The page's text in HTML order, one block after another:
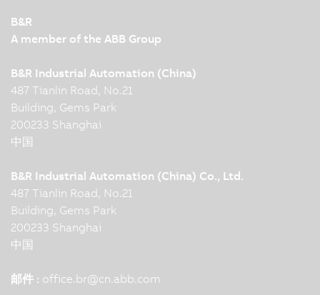
B&R
A member of the ABB Group
B&R Industrial Automation (China)
487 Tianlin Road, No.21
Building, Gems Park
200233 Shanghai
中国
B&R Industrial Automation (China) Co., Ltd.
487 Tianlin Road, No.21
Building, Gems Park
200233 Shanghai
中国
邮件 : office.br@cn.abb.com